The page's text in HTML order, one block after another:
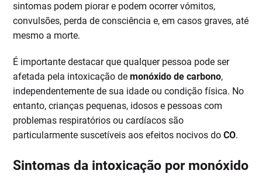
sintomas podem piorar e podem ocorrer vómitos,
convulsões, perda de consciência e, em casos graves, até
mesmo a morte.
É importante destacar que qualquer pessoa pode ser
afetada pela intoxicação demonóxido de carbono,
independentemente de sua idade ou condição física. No
entanto, crianças pequenas, idosos e pessoas com
problemas respiratórios ou cardíacos são
particularmente suscetíveis aos efeitos nocivos doCO.
Sintomas da intoxicação por monóxido